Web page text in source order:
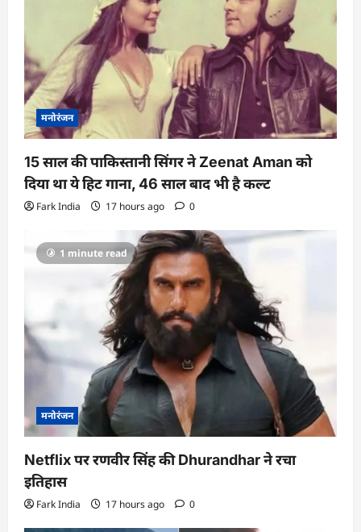
i
o
n
मनोरंजन
15 साल की पाकिस्तानी सिंगर ने Zeenat Aman को
दिया था ये हिट गाना, 46 साल बाद भी है कल्ट
Fark India 17 hours ago 0
1 minute read
मनोरंजन
Netflix पर रणवीर सिंह की Dhurandhar ने रचा
इतिहास
Fark India 17 hours ago 0